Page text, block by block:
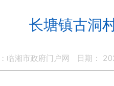
长塘镇古洞
临湘市政府门户网 日期：